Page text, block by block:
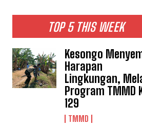
TOP 5 THIS WEEK
Kesongo
Harapan
Lingkungan,
Program TMMD
129
TMMD